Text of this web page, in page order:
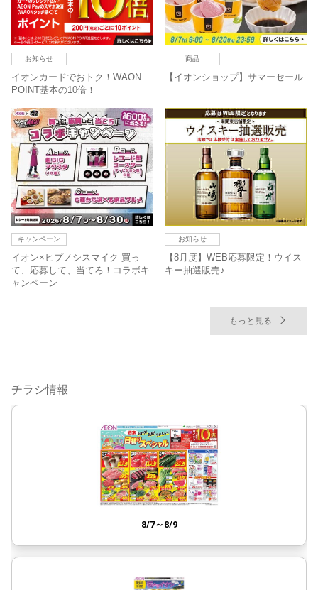
お知らせ
イオンカードでおトク！WAON
POINT基本の10倍！
商品
【イオンショップ】サマーセール
キャンペーン
イオン×ヒプノシスマイク 買っ
て、応募して、当てろ！コラボキ
ャンペーン
お知らせ
【8月度】WEB応募限定！ウイス
キー抽選販売♪
もっと見る
チラシ情報